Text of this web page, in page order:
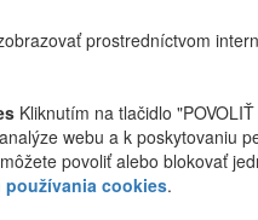
prostredníctvom
Kliknutím na tlačidlo
webu a k poskytovaniu
povoliť alebo blokovať
používania cookies.